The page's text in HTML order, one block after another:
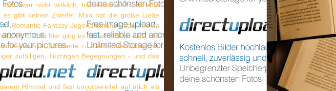
zwar nicht wirklich, hat kaum mehr als eine
es gibt keinen Zweifel: Man hat die große Liebe
Romantic-Fantasy-Jugendromanen das Thema
wird, aber hier ging es mir einfach zu weit. Die
an sich, Momente zu zweit waren quasi gar
zufälligen, flüchtigen Begegnungen - und das
Himmel und fast unvorbereitet auf mich als